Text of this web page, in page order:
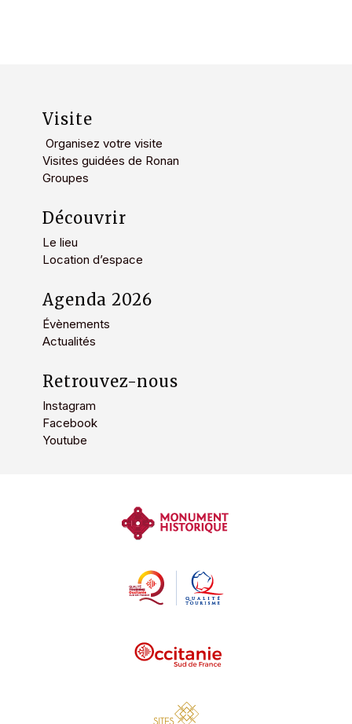
Visite
Organisez votre visite
Visites guidées de Ronan
Groupes
Découvrir
Le lieu
Location d’espace
Agenda 2026
Évènements
Actualités
Retrouvez-nous
Instagram
Facebook
Youtube